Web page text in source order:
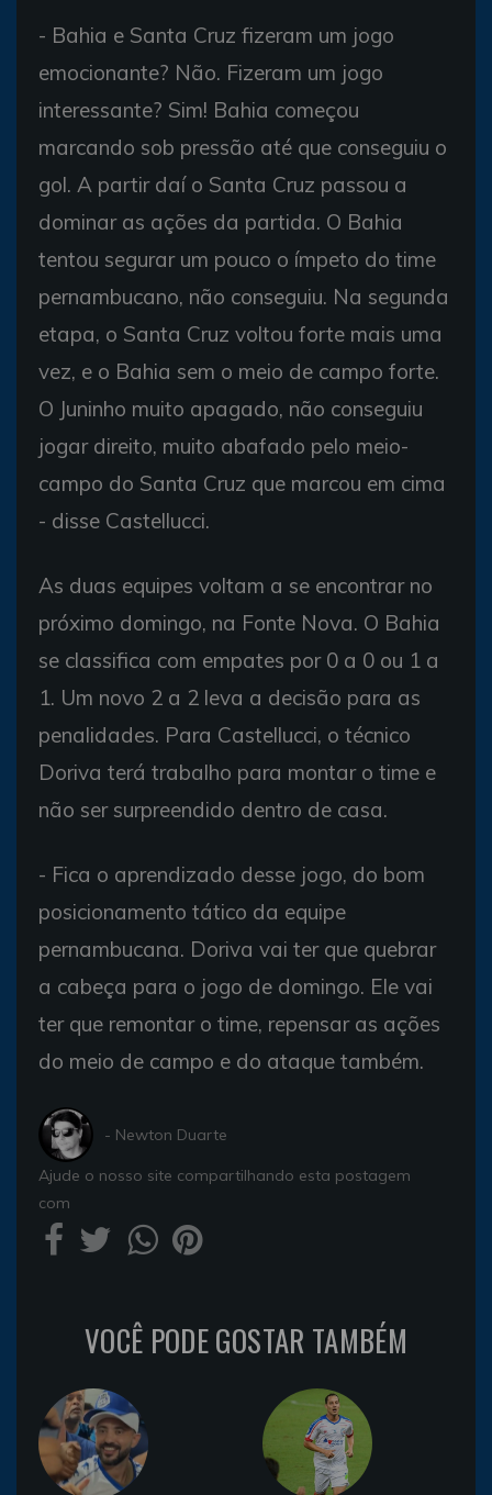
- Bahia e Santa Cruz fizeram um jogo
emocionante? Não. Fizeram um jogo
interessante? Sim! Bahia começou
marcando sob pressão até que conseguiu o
gol. A partir daí o Santa Cruz passou a
dominar as ações da partida. O Bahia
tentou segurar um pouco o ímpeto do time
pernambucano, não conseguiu. Na segunda
etapa, o Santa Cruz voltou forte mais uma
vez, e o Bahia sem o meio de campo forte.
O Juninho muito apagado, não conseguiu
jogar direito, muito abafado pelo meio-
campo do Santa Cruz que marcou em cima
- disse Castellucci.
As duas equipes voltam a se encontrar no
próximo domingo, na Fonte Nova. O Bahia
se classifica com empates por 0 a 0 ou 1 a
1. Um novo 2 a 2 leva a decisão para as
penalidades. Para Castellucci, o técnico
Doriva terá trabalho para montar o time e
não ser surpreendido dentro de casa.
- Fica o aprendizado desse jogo, do bom
posicionamento tático da equipe
pernambucana. Doriva vai ter que quebrar
a cabeça para o jogo de domingo. Ele vai
ter que remontar o time, repensar as ações
do meio de campo e do ataque também.
- Newton Duarte
Ajude o nosso site compartilhando esta postagem
com
VOCÊ PODE GOSTAR TAMBÉM